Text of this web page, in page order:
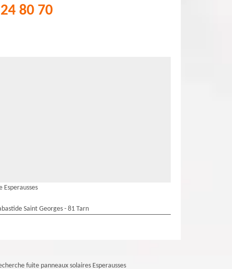
80 70
Saint Georges - 81 Tarn
fuite panneaux solaires Esperausses